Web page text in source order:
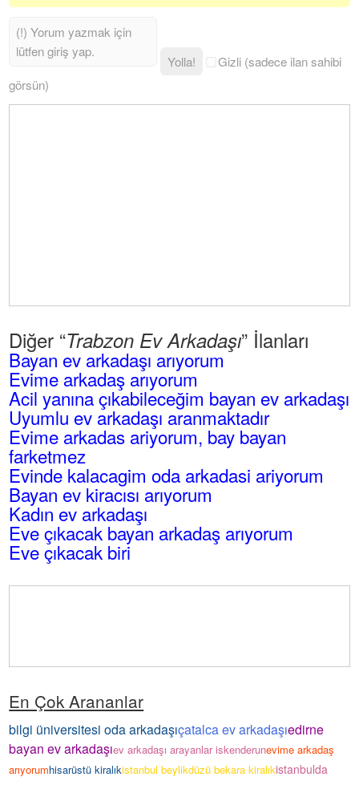
Yolla!
Gizli (sadece ilan sahibi
görsün)
Diğer “Trabzon Ev Arkadaşı” İlanları
Bayan ev arkadaşı arıyorum
Evime arkadaş arıyorum
Acil yanına çıkabileceğim bayan ev arkadaşı
Uyumlu ev arkadaşı aranmaktadır
Evime arkadas ariyorum, bay bayan
farketmez
Evinde kalacagim oda arkadasi ariyorum
Bayan ev kiracısı arıyorum
Kadın ev arkadaşı
Eve çıkacak bayan arkadaş arıyorum
Eve çıkacak biri
En Çok Arananlar
bilgi üniversitesi oda arkadaşıçatalca ev arkadaşıedirne
bayan ev arkadaşıev arkadaşı arayanlar iskenderunevime arkadaş
arıyorumhisarüstü kiralıkistanbul beylikdüzü bekara kiralıkistanbulda